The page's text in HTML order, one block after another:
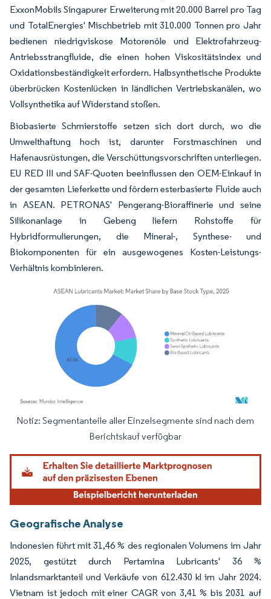
ExxonMobils Singapurer Erweiterung mit 20.000 Barrel pro Tag
und TotalEnergies' Mischbetrieb mit 310.000 Tonnen pro Jahr
bedienen niedrigviskose Motorenöle und Elektrofahrzeug-
Antriebsstrangfluide, die einen hohen Viskositätsindex und
Oxidationsbeständigkeit erfordern. Halbsynthetische Produkte
überbrücken Kostenlücken in ländlichen Vertriebskanälen, wo
Vollsynthetika auf Widerstand stoßen.
Biobasierte Schmierstoffe setzen sich dort durch, wo die
Umwelthaftung hoch ist, darunter Forstmaschinen und
Hafenausrüstungen, die Verschüttungsvorschriften unterliegen.
EU RED III und SAF-Quoten beeinflussen den OEM-Einkauf in
der gesamten Lieferkette und fördern esterbasierte Fluide auch
in ASEAN. PETRONAS' Pengerang-Bioraffinerie und seine
Silikonanlage in Gebeng liefern Rohstoffe für
Hybridformulierungen, die Mineral-, Synthese- und
Biokomponenten für ein ausgewogenes Kosten-Leistungs-
Verhältnis kombinieren.
Bild © Mordor Intelligence. Wiederverwendung erfordert Namensnennung
Notiz: Segmentanteile aller Einzelsegmente sind nach dem
Berichtskauf verfügbar
Geografische Analyse
Indonesien führt mit 31,46 % des regionalen Volumens im Jahr
2025, gestützt durch Pertamina Lubricants' 36 %
Inlandsmarktanteil und Verkäufe von 612.430 kl im Jahr 2024.
Vietnam ist jedoch mit einer CAGR von 3,41 % bis 2031 auf